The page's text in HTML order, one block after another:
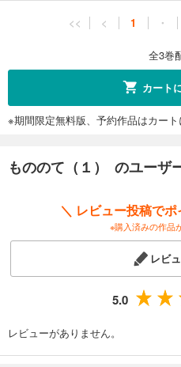
<< < 1 ・
全3巻
カート
※期間限定無料版、予約作品はカー
もののて（１） のユーザ
＼ レビュー投稿で
※購入済みの作品
レビ
5.0
レビューがありません。